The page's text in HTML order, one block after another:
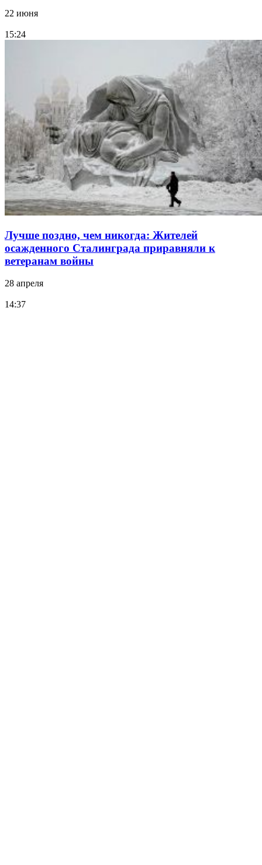
22 июня
15:24
Лучше поздно, чем никогда: Жителей
осажденного Сталинграда приравняли к
ветеранам войны
28 апреля
14:37